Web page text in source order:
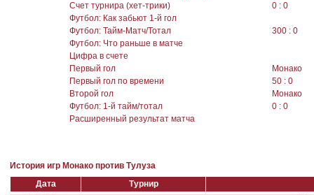
Счет турнира (хет-трики)
0 : 0
Футбол: Как забьют 1-й гол
Футбол: Тайм-Матч/Тотал
300 : 0
Футбол: Что раньше в матче
Цифра в счете
Первый гол
Монако
Первый гол по времени
50 : 0
Второй гол
Монако
Футбол: 1-й тайм/тотал
0 : 0
Расширенный результат матча
История игр Монако против Тулуза
Дата
Турнир